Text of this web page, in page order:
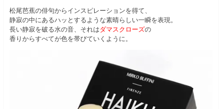
松尾芭蕉の俳句からインスピレーションを得て、
静寂の中にあるハッとするような素晴らしい一瞬を表現。
長い静寂を破る水の音、それはダマスクローズの
香りからすべてが色を帯びていくように。